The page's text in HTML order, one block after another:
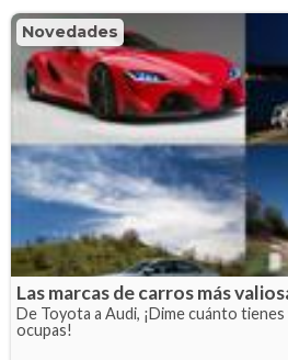
Novedades
Las marcas de carros más
De Toyota a Audi, ¡Dime cuánto
ocupas!